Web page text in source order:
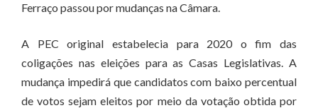
Ferraço passou por mudanças na Câmara.
A PEC original estabelecia para 2020 o fim das
coligações nas eleições para as Casas Legislativas. A
mudança impedirá que candidatos com baixo percentual
de votos sejam eleitos por meio da votação obtida por